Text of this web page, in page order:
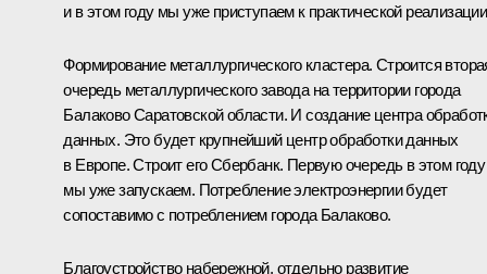
и в этом году мы уже приступаем к практической
Формирование металлургического кластера. Строится
очередь металлургического завода на территории города
Балаково Саратовской области. И создание центра
данных. Это будет крупнейший центр обработки данных
в Европе. Строит его Сбербанк. Первую очередь в этом году
мы уже запускаем. Потребление электроэнергии будет
сопоставимо с потреблением города Балаково.
Благоустройство набережной, отдельно развитие